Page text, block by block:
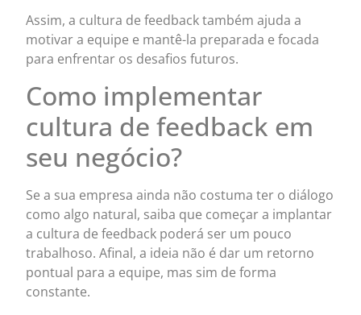
Assim, a cultura de feedback também ajuda a
motivar a equipe e mantê-la preparada e focada
para enfrentar os desafios futuros.
Como implementar
cultura de feedback em
seu negócio?
Se a sua empresa ainda não costuma ter o diálogo
como algo natural, saiba que começar a implantar
a cultura de feedback poderá ser um pouco
trabalhoso. Afinal, a ideia não é dar um retorno
pontual para a equipe, mas sim de forma
constante.